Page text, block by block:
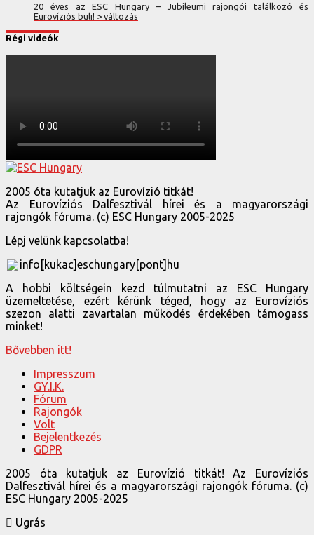
20 éves az ESC Hungary – Jubileumi rajongói találkozó és
Eurovíziós buli! > változás
Régi videók
2005 óta kutatjuk az Eurovízió titkát!
Az Eurovíziós Dalfesztivál hírei és a magyarországi
rajongók fóruma. (c) ESC Hungary 2005-2025
Lépj velünk kapcsolatba!
info[kukac]eschungary[pont]hu
A hobbi költségein kezd túlmutatni az ESC Hungary
üzemeltetése, ezért kérünk téged, hogy az Eurovíziós
szezon alatti zavartalan működés érdekében támogass
minket!
Bővebben itt!
Impresszum
GY.I.K.
Fórum
Rajongók
Volt
Bejelentkezés
GDPR
2005 óta kutatjuk az Eurovízió titkát! Az Eurovíziós
Dalfesztivál hírei és a magyarországi rajongók fóruma. (c)
ESC Hungary 2005-2025
Ugrás